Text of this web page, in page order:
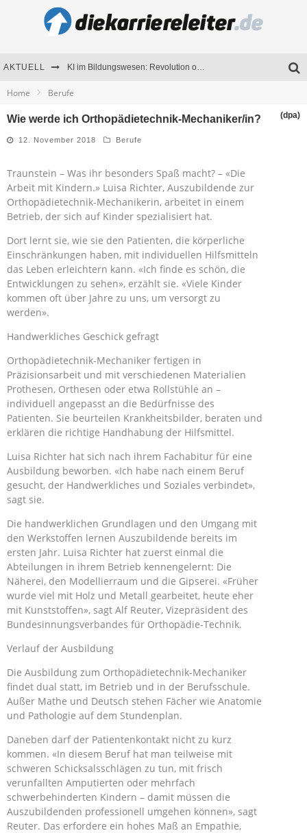
AKTUELL KI im Bildungswesen: Revolution oder Risiko für Schulen und Universitäten?
Seminare als Motivationsmotor – Wie Weiterbildung Mitarbeiter nachhaltig begeistert
Home Berufe
Wie werde ich Orthopädietechnik-Mechaniker/in? (dpa)
12. November 2018 Berufe
Traunstein – Was ihr besonders Spaß macht? – «Die
Arbeit mit Kindern.» Luisa Richter, Auszubildende zur
Orthopädietechnik-Mechanikerin, arbeitet in einem
Betrieb, der sich auf Kinder spezialisiert hat.
Dort lernt sie, wie sie den Patienten, die körperliche
Einschränkungen haben, mit individuellen Hilfsmitteln
das Leben erleichtern kann. «Ich finde es schön, die
Entwicklungen zu sehen», erzählt sie. «Viele Kinder
kommen oft über Jahre zu uns, um versorgt zu
werden».
Handwerkliches Geschick gefragt
Orthopädietechnik-Mechaniker fertigen in
Präzisionsarbeit und mit verschiedenen Materialien
Prothesen, Orthesen oder etwa Rollstühle an –
individuell angepasst an die Bedürfnisse des
Patienten. Sie beurteilen Krankheitsbilder, beraten und
erklären die richtige Handhabung der Hilfsmittel.
Luisa Richter hat sich nach ihrem Fachabitur für eine
Ausbildung beworben. «Ich habe nach einem Beruf
gesucht, der Handwerkliches und Soziales verbindet»,
sagt sie.
Die handwerklichen Grundlagen und den Umgang mit
den Werkstoffen lernen Auszubildende bereits im
ersten Jahr. Luisa Richter hat zuerst einmal die
Abteilungen in ihrem Betrieb kennengelernt: Die
Näherei, den Modellierraum und die Gipserei. «Früher
wurde viel mit Holz und Metall gearbeitet, heute eher
mit Kunststoffen», sagt Alf Reuter, Vizepräsident des
Bundesinnungsverbandes für Orthopädie-Technik.
Verlauf der Ausbildung
Die Ausbildung zum Orthopädietechnik-Mechaniker
findet dual statt, im Betrieb und in der Berufsschule.
Außer Mathe und Deutsch stehen Fächer wie Anatomie
und Pathologie auf dem Stundenplan.
Daneben darf der Patientenkontakt nicht zu kurz
kommen. «In diesem Beruf hat man teilweise mit
schweren Schicksalsschlägen zu tun, mit frisch
verunfallten Amputierten oder mehrfach
schwerbehinderten Kindern – damit müssen die
Auszubildenden professionell umgehen können», sagt
Reuter. Das erfordere ein hohes Maß an Empathie,